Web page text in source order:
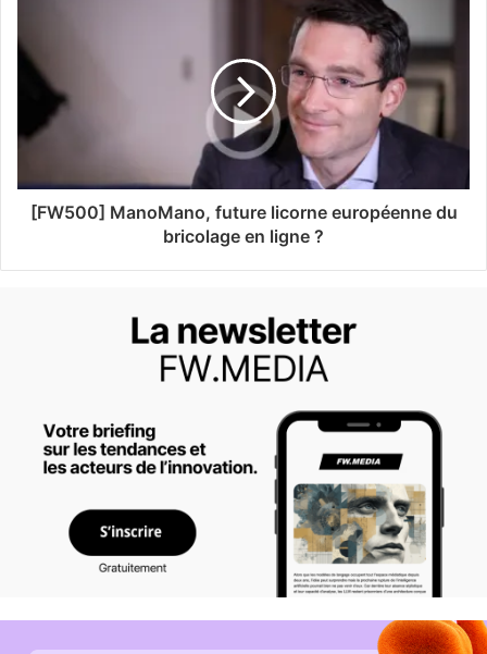
[FW500] ManoMano, future licorne européenne du
bricolage en ligne ?